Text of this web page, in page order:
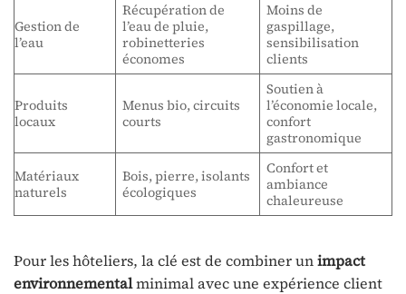
Gestion de
l’eau
Récupération de
l’eau de pluie,
robinetteries
économes
Moins de
gaspillage,
sensibilisation
clients
Produits
locaux
Menus bio, circuits
courts
Soutien à
l’économie locale,
confort
gastronomique
Matériaux
naturels
Bois, pierre, isolants
écologiques
Confort et
ambiance
chaleureuse
Pour les hôteliers, la clé est de combiner unimpact
environnementalminimal avec une expérience client